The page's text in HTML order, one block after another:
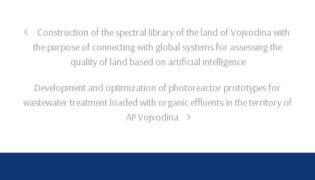
Construction of the spectral library of the land of Vojvodina with
the purpose of connecting with global systems for assessing the
quality of land based on artificial intelligence
Development and optimization of photoreactor prototypes for
wastewater treatment loaded with organic effluents in the territory of
AP Vojvodina